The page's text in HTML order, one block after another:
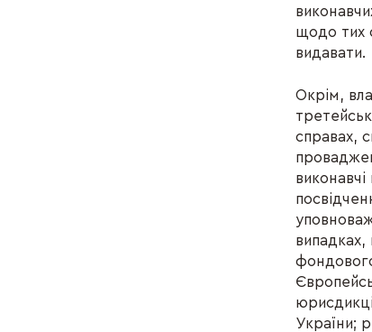
щодо тих
видавати.
Окрім,
справах,
випадках,
України;